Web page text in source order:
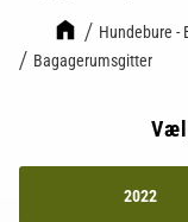
Hundebure -
Bagagerumsgitter
2022